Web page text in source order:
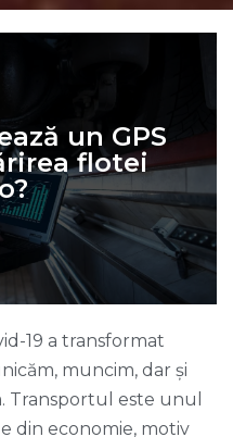
un GPS
flotei
19 a transformat
muncim, dar și
Transportul este unul
din economie, motiv